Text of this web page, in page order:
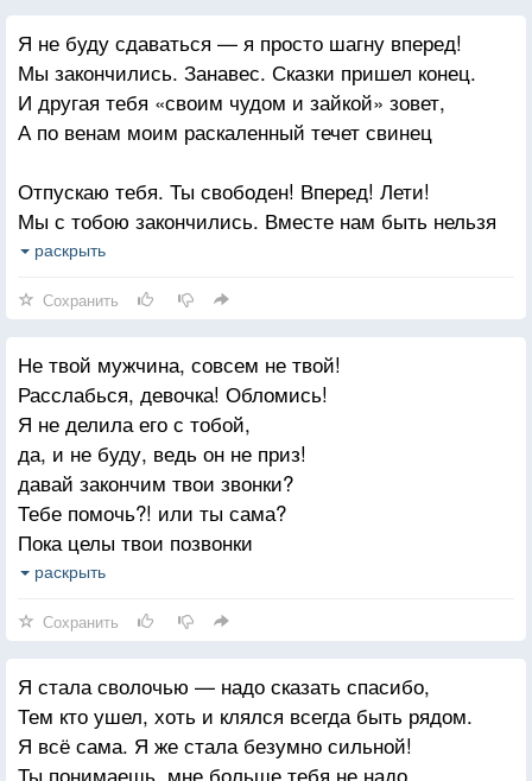
Рада, конечно — ты там безумно счастлив,
Господи, береги его теплый дом
Это неважно, как рвет меня тут на части,
Ты сбереги его, я расплачусь потом.
Я не буду сдаваться — я просто шагну вперед!
Мы закончились. Занавес. Сказки пришел конец.
И другая тебя «своим чудом и зайкой» зовет,
А по венам моим раскаленный течет свинец
Отпускаю тебя. Ты свободен! Вперед! Лети!
Мы с тобою закончились. Вместе нам быть нельзя
Хорошо, что не сходятся наши с тобой пути,
раскрыть
Сохранить
Не твой мужчина, совсем не твой!
Расслабься, девочка! Обломись!
Я не делила его с тобой,
да, и не буду, ведь он не приз!
давай закончим твои звонки?
Тебе помочь?! или ты сама?
Пока целы твои позвонки
не смей звонить ему! Усекла!
Не смей звонить ему! поняла?
Мне с ним ещё создавать уют.
Зачем тебе наживать врага?
Ну что ты, что ты! какая месть?
Душевно мне разъясняться- блажь!
раскрыть
Сохранить
Я стала сволочью — надо сказать спасибо,
Тем кто ушел, хоть и клялся всегда быть рядом.
Я всё сама. Я же стала безумно сильной!
Ты понимаешь, мне больше тебя не надо